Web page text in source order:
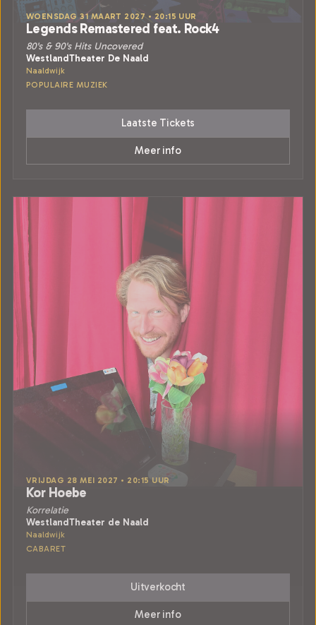
WOENSDAG 31 MAART 2027 • 20:15 UUR
Legends Remastered feat. Rock4
80's & 90's Hits Uncovered
WestlandTheater De Naald
Naaldwijk
POPULAIRE MUZIEK
Laatste Tickets
Meer info
VRIJDAG 28 MEI 2027 • 20:15 UUR
Kor Hoebe
Korrelatie
WestlandTheater de Naald
Naaldwijk
CABARET
Uitverkocht
Meer info